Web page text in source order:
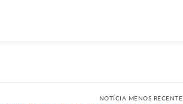
NOTÍCIA MENOS RECENTE